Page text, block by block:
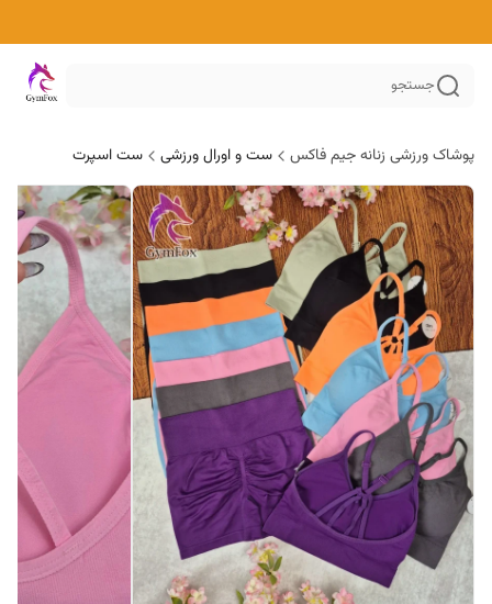
جستجو
پوشاک ورزشی زنانه جیم فاکس ست و اورال ورزشی ست اسپرت